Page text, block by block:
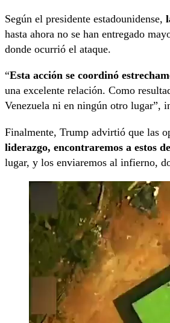
Según el presidente estadounidense,
hasta ahora no se han entregado
donde ocurrió el ataque.
“Esta acción se coordinó
una excelente relación. Como
Venezuela ni en ningún otro lugar”,
Finalmente, Trump advirtió que las
liderazgo, encontraremos a estos
lugar, y los enviaremos al infierno,